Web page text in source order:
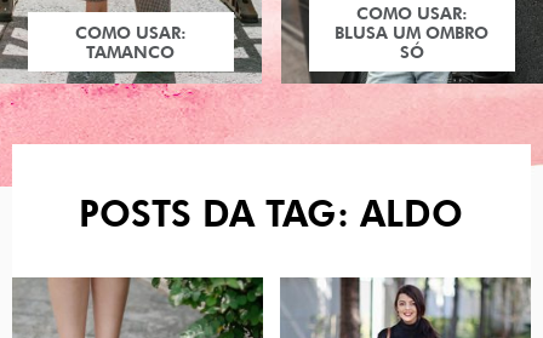
COMO USAR:
TAMANCO
COMO USAR:
BLUSA UM OMBRO
SÓ
POSTS DA TAG: ALDO